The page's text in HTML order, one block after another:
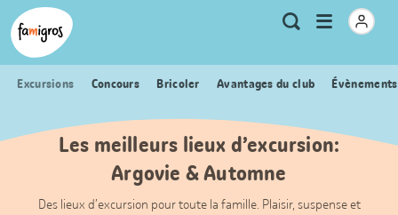
Signets
de
navigation
Header
Logo Métanavigation
RechercheOuvrir
Excursions Concours Bricoler Avantages du club
Les meilleurs lieux d’excursion:
Argovie & Automne
Des lieux d’excursion pour toute la famille. Plaisir, suspense et